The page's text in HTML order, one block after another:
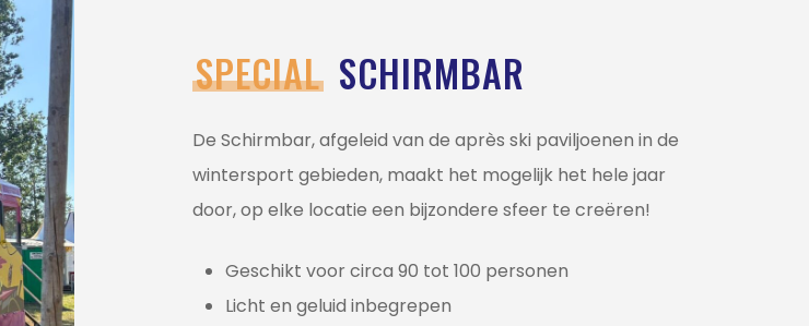
SPECIAL SCHIRMBAR
De Schirmbar, afgeleid van de après ski paviljoenen in de
wintersport gebieden, maakt het mogelijk het hele jaar
door, op elke locatie een bijzondere sfeer te creëren!
Geschikt voor circa 90 tot 100 personen
Licht en geluid inbegrepen